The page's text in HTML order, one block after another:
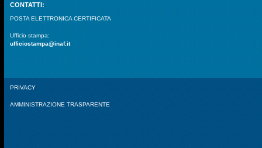
CONTATTI:
POSTA ELETTRONICA CERTIFICATA
Ufficio stampa:
ufficiostampa@inaf.it
PRIVACY
AMMINISTRAZIONE TRASPARENTE